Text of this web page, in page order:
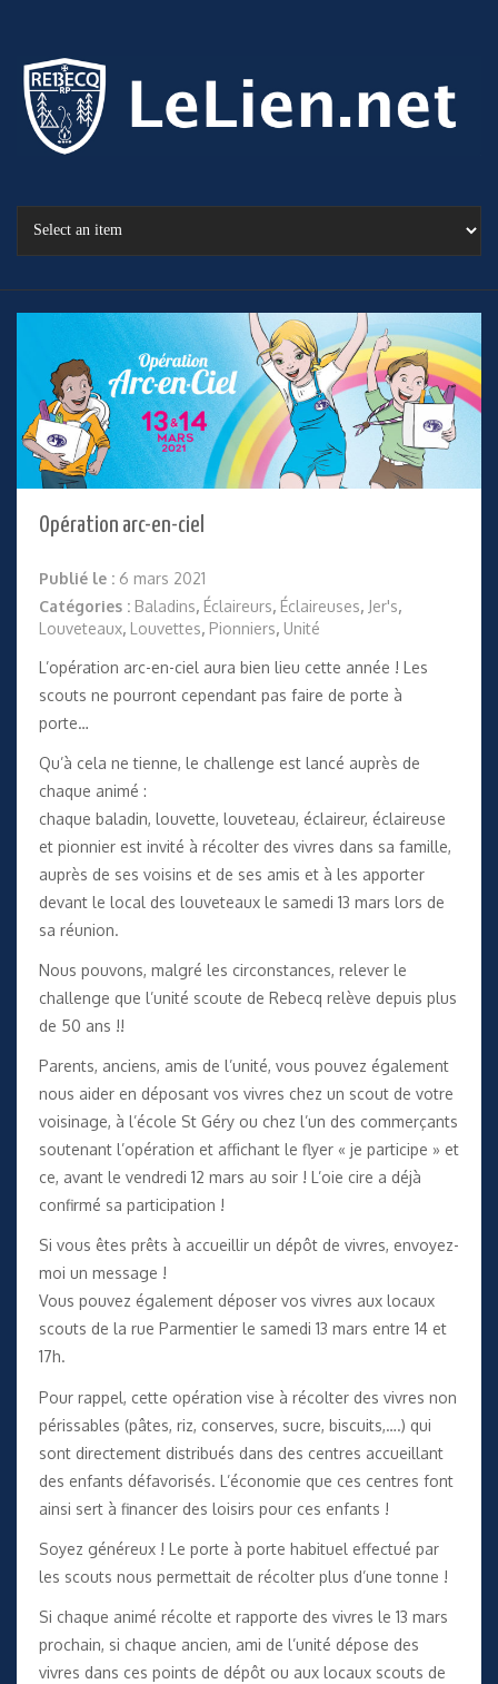
Opération arc-en-ciel
Publié le : 6 mars 2021
Catégories : Baladins, Éclaireurs, Éclaireuses, Jer's,
Louveteaux, Louvettes, Pionniers, Unité
L’opération arc-en-ciel aura bien lieu cette année ! Les
scouts ne pourront cependant pas faire de porte à
porte…
Qu’à cela ne tienne, le challenge est lancé auprès de
chaque animé :
chaque baladin, louvette, louveteau, éclaireur, éclaireuse
et pionnier est invité à récolter des vivres dans sa famille,
auprès de ses voisins et de ses amis et à les apporter
devant le local des louveteaux le samedi 13 mars lors de
sa réunion.
Nous pouvons, malgré les circonstances, relever le
challenge que l’unité scoute de Rebecq relève depuis plus
de 50 ans !!
Parents, anciens, amis de l’unité, vous pouvez également
nous aider en déposant vos vivres chez un scout de votre
voisinage, à l’école St Géry ou chez l’un des commerçants
soutenant l’opération et affichant le flyer « je participe » et
ce, avant le vendredi 12 mars au soir ! L’oie cire a déjà
confirmé sa participation !
Si vous êtes prêts à accueillir un dépôt de vivres, envoyez-
moi un message !
Vous pouvez également déposer vos vivres aux locaux
scouts de la rue Parmentier le samedi 13 mars entre 14 et
17h.
Pour rappel, cette opération vise à récolter des vivres non
périssables (pâtes, riz, conserves, sucre, biscuits,….) qui
sont directement distribués dans des centres accueillant
des enfants défavorisés. L’économie que ces centres font
ainsi sert à financer des loisirs pour ces enfants !
Soyez généreux ! Le porte à porte habituel effectué par
les scouts nous permettait de récolter plus d’une tonne !
Si chaque animé récolte et rapporte des vivres le 13 mars
prochain, si chaque ancien, ami de l’unité dépose des
vivres dans ces points de dépôt ou aux locaux scouts de